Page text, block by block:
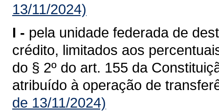
13/11/2024)
I - pela unidade federada de
crédito, limitados aos
do § 2º do art. 155 da
atribuído à operação de
de 13/11/2024)